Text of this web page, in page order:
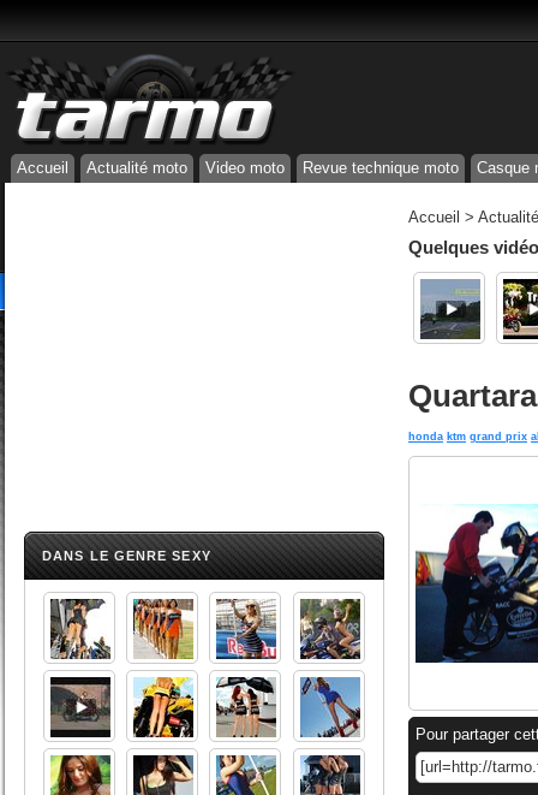
Accueil Actualité moto Video moto Revue technique moto Casque
DANS LE GENRE SEXY
Accueil >
Quelques
honda ktm grand prix
Pour partager